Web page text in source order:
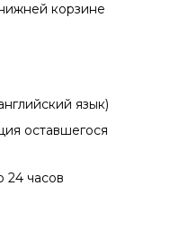
корзине
язык)
оставшегося
24 часов